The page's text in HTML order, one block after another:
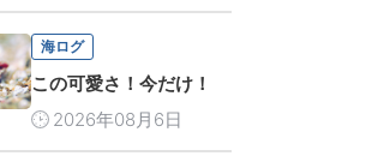
海ログ
この可愛さ！今だけ！
2026年08月6日